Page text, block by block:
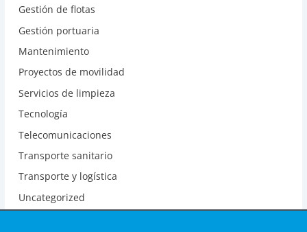
Gestión de flotas
Gestión portuaria
Mantenimiento
Proyectos de movilidad
Servicios de limpieza
Tecnología
Telecomunicaciones
Transporte sanitario
Transporte y logística
Uncategorized